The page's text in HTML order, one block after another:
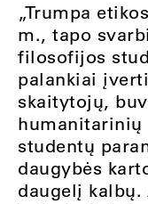
„Trumpa
m., tapo
filosofijos
palankiai
skaitytojų,
studentų
daugybės
daugelį kalbų.